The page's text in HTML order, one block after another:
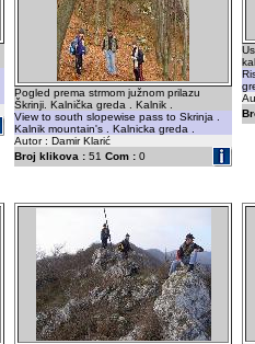
Pogled prema strmom južnom prilazu
Škrinji. Kalnička greda . Kalnik .
View to south slopewise pass to Skrinja .
Kalnik mountain's . Kalnicka greda .
Autor : Damir Klarić
Broj klikova : 51 Com : 0